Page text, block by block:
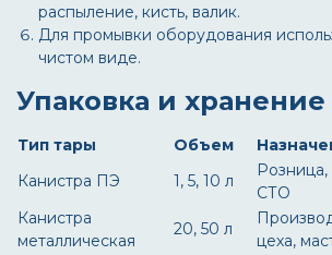
распыление, кисть, валик.
Для промывки оборудования
чистом виде.
Упаковка и хранение
Тип тары Объем
Канистра ПЭ
1, 5, 10 л
СТО
Канистра
металлическая
20, 50 л
цеха,